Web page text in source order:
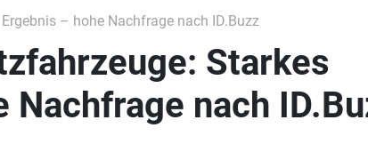
– hohe Nachfrage nach ID.Buzz
Starkes
Nachfrage nach